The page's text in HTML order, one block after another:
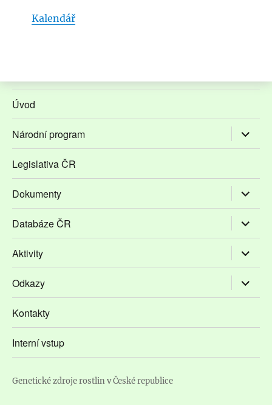
Kalendář
Úvod
Národní program Zobrazit
položky
Legislativa ČR
Dokumenty Zobrazit
položky
Databáze ČR
Zobrazit
položky
Aktivity
Zobrazit
položky
Odkazy
Zobrazit
položky
Kontakty
Interní vstup
Genetické zdroje rostlin v České republice